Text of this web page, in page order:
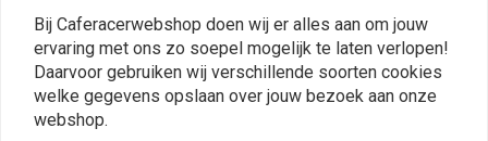
Bij Caferacerwebshop doen wij er alles aan om jouw
ervaring met ons zo soepel mogelijk te laten verlopen!
Daarvoor gebruiken wij verschillende soorten cookies
welke gegevens opslaan over jouw bezoek aan onze
webshop.